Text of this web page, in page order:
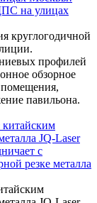
на улицах
круглогодичной
профилей
обзорное
помещения,
павильона.
с
резке металла